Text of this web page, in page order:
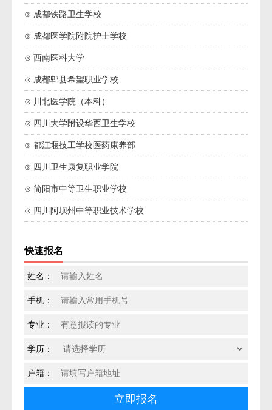
⊙ 成都铁路卫生学校
⊙ 成都医学院附院护士学校
⊙ 西南医科大学
⊙ 成都郫县希望职业学校
⊙ 川北医学院（本科）
⊙ 四川大学附设华西卫生学校
⊙ 都江堰技工学校医药康养部
⊙ 四川卫生康复职业学院
⊙ 简阳市中等卫生职业学校
⊙ 四川阿坝州中等职业技术学校
快速报名
姓名：
手机：
专业：
学历：
户籍：